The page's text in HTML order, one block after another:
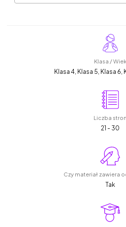
Klasa / Wiek
Klasa 4, Klasa 5, Klasa 6,
Liczba stron
21 - 30
Czy materiał zawiera
Tak